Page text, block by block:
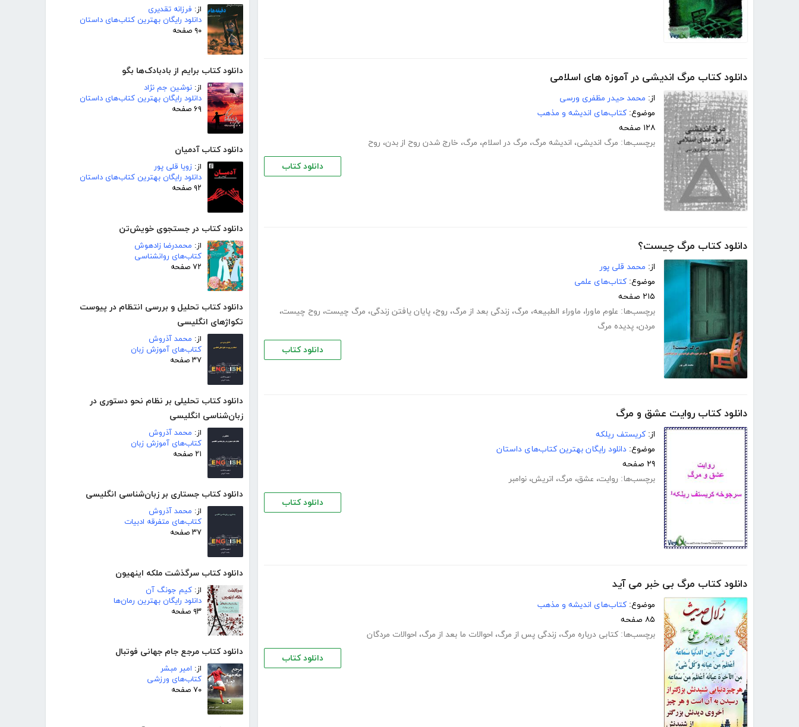
از: فرزانه تقدیری
دانلود رایگان بهترین کتاب‌های داستان
۹۰ صفحه
دانلود کتاب برایم از بادبادک‌ها بگو
از: نوشین جم نژاد
دانلود رایگان بهترین کتاب‌های داستان
۶۹ صفحه
دانلود کتاب آدمیان
از: زویا قلی پور
دانلود رایگان بهترین کتاب‌های داستان
۹۲ صفحه
دانلود کتاب در جستجوی خویش‌تن
از: محمدرضا زادهوش
کتاب‌های روانشناسی
۷۲ صفحه
دانلود کتاب تحلیل و بررسی انتظام در پیوست
تکواژهای انگلیسی
از: محمد آذروش
کتاب‌های آموزش زبان
۳۷ صفحه
دانلود کتاب تحلیلی بر نظام نحو دستوری در
زبان‌شناسی انگلیسی
از: محمد آذروش
کتاب‌های آموزش زبان
۲۱ صفحه
دانلود کتاب جستاری بر زبان‌شناسی انگلیسی
از: محمد آذروش
کتاب‌های متفرقه ادبیات
۳۷ صفحه
دانلود کتاب سرگذشت ملکه اینهیون
از: کیم جونگ آن
دانلود رایگان بهترین رمان‌ها
۹۳ صفحه
دانلود کتاب مرجع جام جهانی فوتبال
از: امیر مبشر
کتاب‌های ورزشی
۷۰ صفحه
دانلود کتاب مرگ اندیشی در آموزه های اسلامی
از: محمد حیدر مظفری ورسی
موضوع: کتاب‌های اندیشه و مذهب
۱۲۸ صفحه
برچسب‌ها: مرگ اندیشی، اندیشه مرگ، مرگ در اسلام، مرگ، خارج شدن روح از بدن، روح
دانلود کتاب
دانلود کتاب مرگ چیست؟
از: محمد قلی پور
موضوع: کتاب‌های علمی
۲۱۵ صفحه
برچسب‌ها: علوم ماورا، ماوراء الطبیعه، مرگ، زندگی بعد از مرگ، روح، پایان یافتن زندگی، مرگ چیست، روح چیست،
مردن، پدیده مرگ
دانلود کتاب
دانلود کتاب روایت عشق و مرگ
از: کریستف ریلکه
موضوع: دانلود رایگان بهترین کتاب‌های داستان
۲۹ صفحه
برچسب‌ها: روایت، عشق، مرگ، اتریش، نوامبر
دانلود کتاب
دانلود کتاب مرگ بی خبر می آید
موضوع: کتاب‌های اندیشه و مذهب
۸۵ صفحه
برچسب‌ها: کتابی درباره مرگ، زندگی پس از مرگ، احوالات ما بعد از مرگ، احوالات مردگان
دانلود کتاب